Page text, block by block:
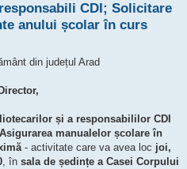
CDI; Solicitare
anului școlar în curs
din județul Arad
și a responsabililor CDI
manualelor școlare în
- activitate care va avea loc joi,
, în sala de ședințe a Casei Corpului